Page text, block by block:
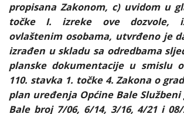
propisana Zakonom, c) uvidom u
točke I. izreke ove dozvole,
ovlaštenim osobama, utvrđeno je
izrađen u skladu sa odredbama
planske dokumentacije u smislu
110. stavka 1. točke 4. Zakona o
plan uređenja Općine Bale
Bale broj 7/06, 6/14, 3/16, 4/21 i